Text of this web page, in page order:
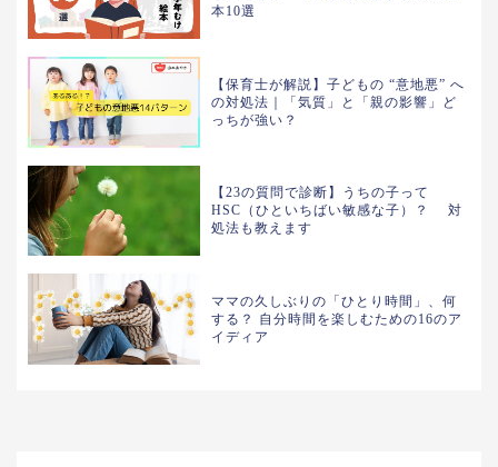
本10選
【保育士が解説】子どもの “意地悪” へ
の対処法｜「気質」と「親の影響」ど
っちが強い？
【23の質問で診断】うちの子って
HSC（ひといちばい敏感な子）？ 対
処法も教えます
ママの久しぶりの「ひとり時間」、何
する？ 自分時間を楽しむための16のア
イディア